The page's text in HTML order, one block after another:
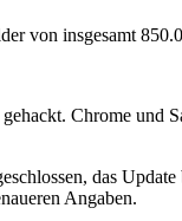
von insgesamt
Chrome und
das
Angaben.